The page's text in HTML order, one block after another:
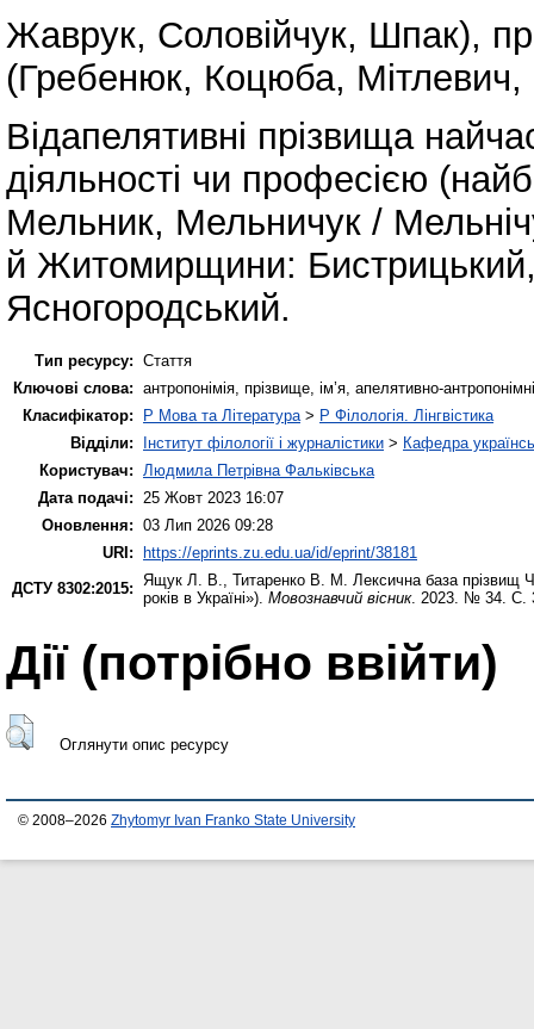
Жаврук, Соловійчук, Шпак),
(Гребенюк, Коцюба,
Відапелятивні прізвища
діяльності чи професією
Мельник, Мельничук /
й Житомирщини:
Ясногородський.
Тип ресурсу: Стаття
Ключові слова: антропонімія, прізвище, ім’я, апелятивно-
Класифікатор:
P Мова та Література > P Філологія. Лінгвістика
Відділи:
Інститут філології і журналістики > Кафедра
Користувач:
Людмила Петрівна Фальківська
Дата подачі:
25 Жовт 2023 16:07
Оновлення: 03 Лип 2026 09:28
URI: https://eprints.zu.edu.ua/id/eprint/38181
ДСТУ 8302:2015:
Ящук Л. В. Титаренко В. М.
Лексична база прізвищ
років в Україні»). Мовознавчий вісник. 2023. № 34. С.
Дії ​​(потрібно ввійти)
Оглянути опис ресурсу
© 2008–2026 Zhytomyr Ivan Franko State University